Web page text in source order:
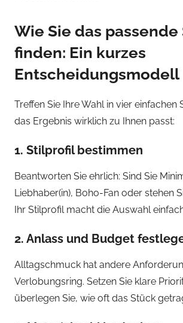
Wie Sie das passende
finden: Ein kurzes
Entscheidungsmodell
Treffen Sie Ihre Wahl in vier einfachen
das Ergebnis wirklich zu Ihnen passt:
1. Stilprofil bestimmen
Beantworten Sie ehrlich: Sind Sie
Liebhaber(in), Boho-Fan oder stehen
Ihr Stilprofil macht die Auswahl
2. Anlass und Budget
Alltagschmuck hat andere
Verlobungsring. Setzen Sie klare
überlegen Sie, wie oft das Stück